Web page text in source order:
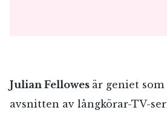
Julian Fellowes är geniet som
avsnitten av långkörar-TV-